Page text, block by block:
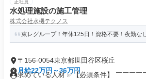
正社員
水処理施設の施工管理
株式会社水機テクノス
東レグループ！年休125日！資格不要！夜勤な
〒156-0054東京都世田谷区桜丘
月給22万円～36万円
求めている人材 ✅【必須条件】 ￣￣￣￣